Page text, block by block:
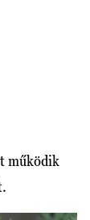
működik